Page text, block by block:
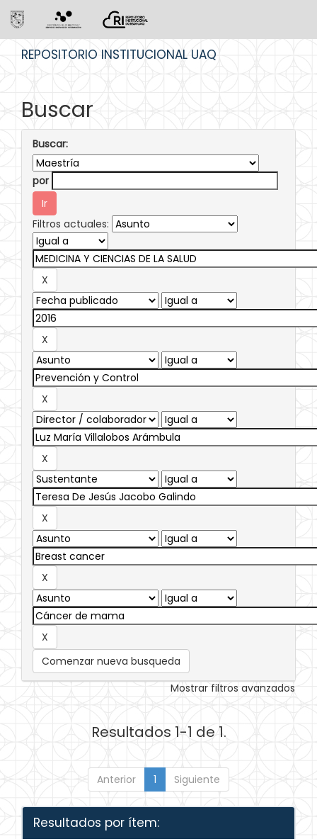
REPOSITORIO INSTITUCIONAL UAQ
Buscar
Buscar:
por
Filtros actuales:
Comenzar nueva busqueda
Mostrar filtros avanzados
Resultados 1-1 de 1.
Anterior 1 Siguiente
Resultados por ítem: